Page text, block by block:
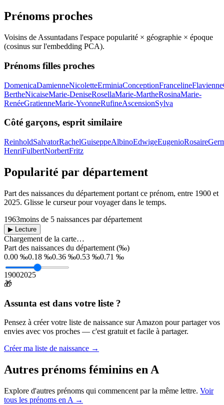
Prénoms proches
Voisins de Assuntadans l'espace popularité × géographie × époque
(cosinus sur l'embedding PCA).
Prénoms filles proches
DomenicaDamienneNicoletteErminiaConceptionFrancelineFlavienne
BertheNicaiseMarie-DeniseRosellaMarie-MartheRosinaMarie-
RenéeGratienneMarie-YvonneRufineAscensionSylva
Côté garçons, esprit similaire
ReinholdSalvatorRachelGuiseppeAlbinoEdwigeEugenioRosaire
HenriFulbertNorbertFritz
Popularité par département
Part des naissances du département portant ce prénom, entre 1900 et
2025. Glisse le curseur pour voyager dans le temps.
1963moins de 5 naissances par département
▶ Lecture
Chargement de la carte…
Part des naissances du département (‰)
0.00 ‰0.18 ‰0.36 ‰0.53 ‰0.71 ‰
19002025
🎁
Assunta est dans votre liste ?
Pensez à créer votre liste de naissance sur Amazon pour partager vos
envies avec vos proches — c'est gratuit et facile à partager.
Créer ma liste de naissance →
Autres prénoms féminins en A
Explore d'autres prénoms qui commencent par la même lettre. Voir
tous les prénoms en A →